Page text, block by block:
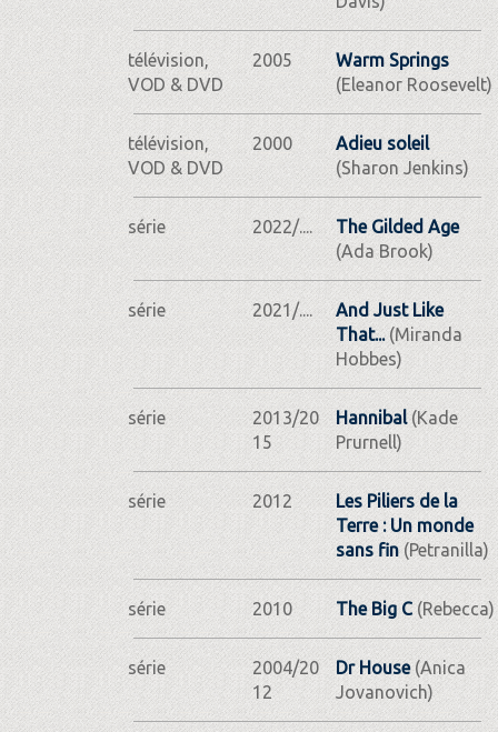
télévision,
VOD & DVD
2005
Warm Springs
(Eleanor Roosevelt)
télévision,
VOD & DVD
2000
Adieu soleil
(Sharon Jenkins)
série 2022/....
The Gilded Age
(Ada Brook)
série 2021/....
And Just Like
That...(Miranda
Hobbes)
série
2013/20
15
Hannibal(Kade
Prurnell)
série 2012
Les Piliers de la
Terre : Un monde
sans fin(Petranilla)
série 2010 The Big C(Rebecca)
série
2004/20
12
Dr House(Anica
Jovanovich)